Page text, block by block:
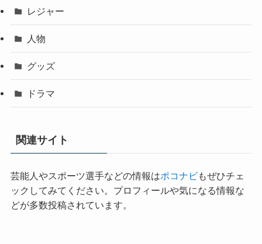
レジャー
人物
グッズ
ドラマ
関連サイト
芸能人やスポーツ選手などの情報はポコナビもぜひチェ
ックしてみてください。プロフィールや気になる情報な
どが多数投稿されています。